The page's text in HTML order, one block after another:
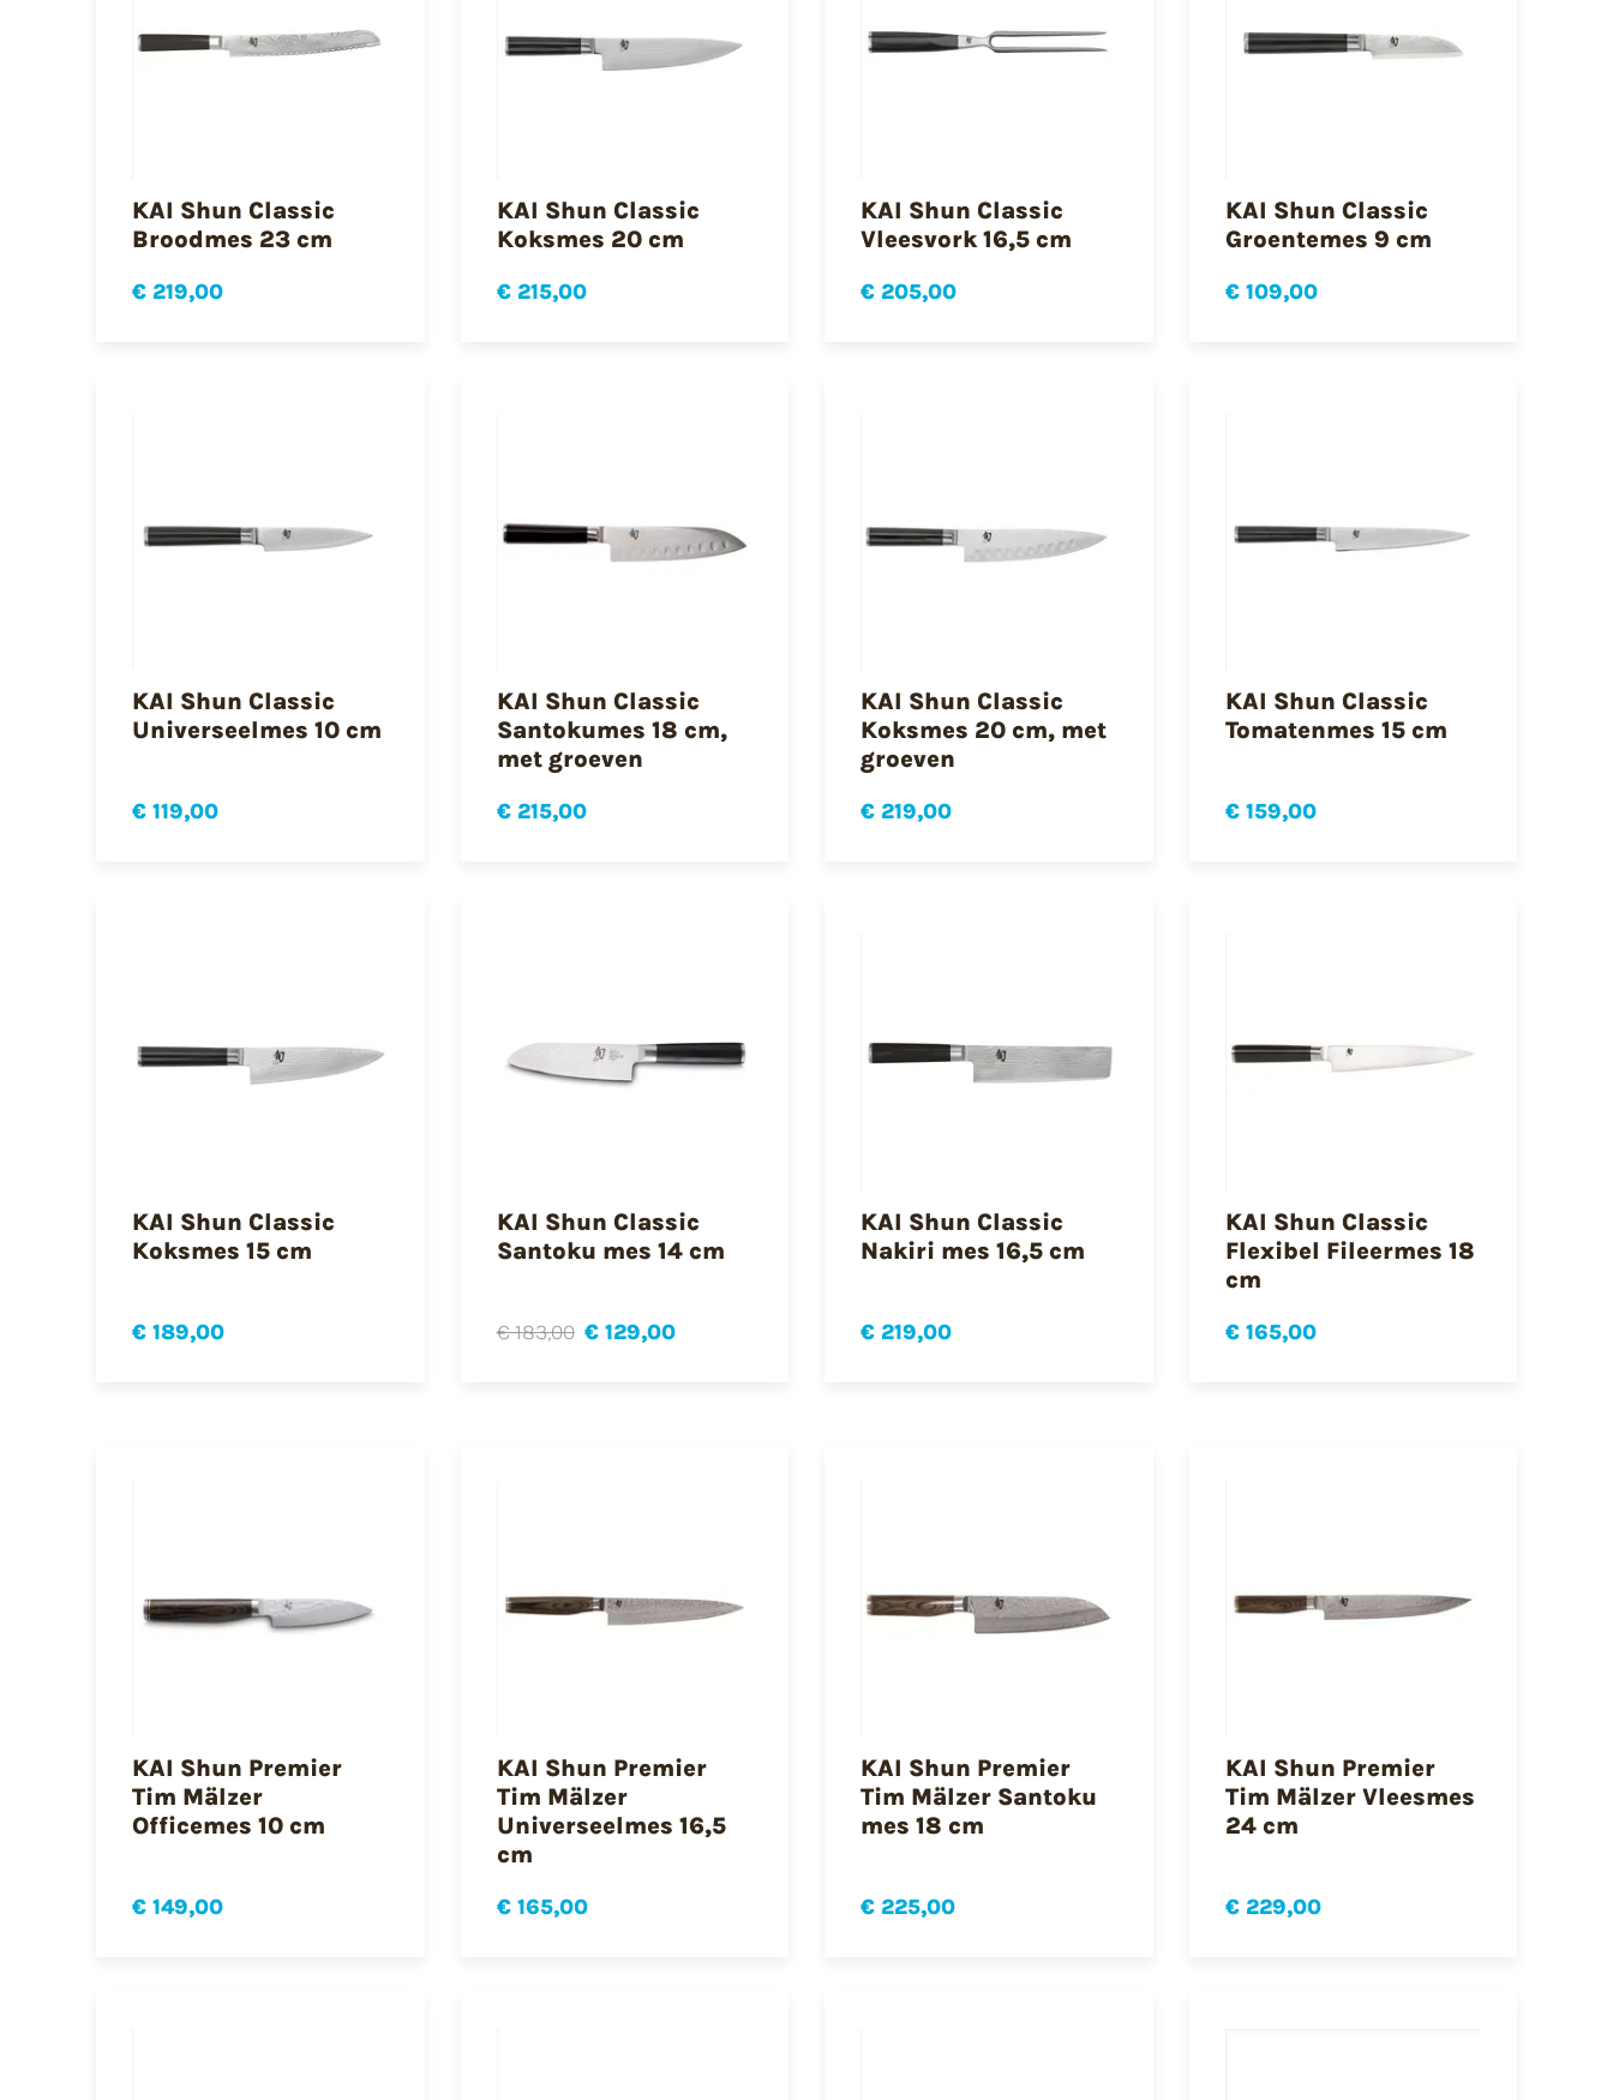
KAI Shun Classic
Broodmes 23 cm
€ 219,00
KAI Shun Classic
Koksmes 20 cm
€ 215,00
KAI Shun Classic
Vleesvork 16,5 cm
€ 205,00
KAI Shun Classic
Groentemes 9 cm
€ 109,00
KAI Shun Classic
Universeelmes 10 cm
€ 119,00
KAI Shun Classic
Santokumes 18 cm,
met groeven
€ 215,00
KAI Shun Classic
Koksmes 20 cm, met
groeven
€ 219,00
KAI Shun Classic
Tomatenmes 15 cm
€ 159,00
KAI Shun Classic
Koksmes 15 cm
€ 189,00
KAI Shun Classic
Santoku mes 14 cm
€ 183,00 € 129,00
KAI Shun Classic
Nakiri mes 16,5 cm
€ 219,00
KAI Shun Classic
Flexibel Fileermes 18
cm
€ 165,00
KAI Shun Premier
Tim Mälzer
Officemes 10 cm
€ 149,00
KAI Shun Premier
Tim Mälzer
Universeelmes 16,5
cm
€ 165,00
KAI Shun Premier
Tim Mälzer Santoku
mes 18 cm
€ 225,00
KAI Shun Premier
Tim Mälzer Vleesmes
24 cm
€ 229,00